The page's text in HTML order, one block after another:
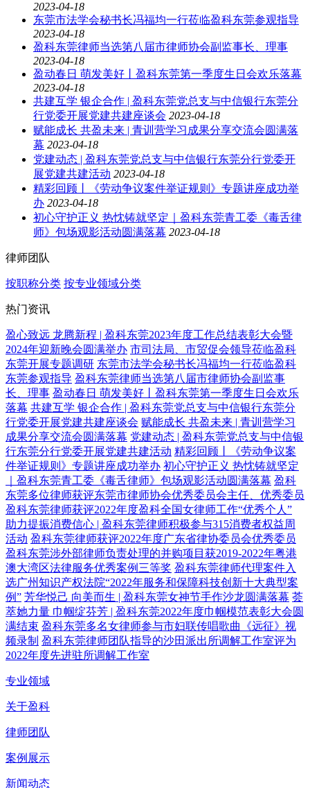
2023-04-18
东莞市法学会秘书长冯福均一行莅临盈科东莞参观指导
2023-04-18
盈科东莞律师当选第八届市律师协会副监事长、理事
2023-04-18
盈动春日 萌发美好丨盈科东莞第一季度生日会欢乐落幕
2023-04-18
共建互学 银企合作 | 盈科东莞党总支与中信银行东莞分
行党委开展党建共建座谈会 2023-04-18
赋能成长 共盈未来 | 青训营学习成果分享交流会圆满落
幕 2023-04-18
党建动态 | 盈科东莞党总支与中信银行东莞分行党委开
展党建共建活动 2023-04-18
精彩回顾丨《劳动争议案件举证规则》专题讲座成功举
办 2023-04-18
初心守护正义 热忱铸就坚定｜盈科东莞青工委《毒舌律
师》包场观影活动圆满落幕 2023-04-18
律师团队
按职称分类 按专业领域分类
热门资讯
盈心致远 龙腾新程 | 盈科东莞2023年度工作总结表彰大会暨
2024年迎新晚会圆满举办 市司法局、市贸促会领导莅临盈科
东莞开展专题调研 东莞市法学会秘书长冯福均一行莅临盈科
东莞参观指导 盈科东莞律师当选第八届市律师协会副监事
长、理事 盈动春日 萌发美好丨盈科东莞第一季度生日会欢乐
落幕 共建互学 银企合作 | 盈科东莞党总支与中信银行东莞分
行党委开展党建共建座谈会 赋能成长 共盈未来 | 青训营学习
成果分享交流会圆满落幕 党建动态 | 盈科东莞党总支与中信银
行东莞分行党委开展党建共建活动 精彩回顾丨《劳动争议案
件举证规则》专题讲座成功举办 初心守护正义 热忱铸就坚定
｜盈科东莞青工委《毒舌律师》包场观影活动圆满落幕 盈科
东莞多位律师获评东莞市律师协会优秀委员会主任、优秀委员
盈科东莞律师获评2022年度盈科全国女律师工作“优秀个人”
助力提振消费信心 | 盈科东莞律师积极参与315消费者权益周
活动 盈科东莞律师获评2022年度广东省律协委员会优秀委员
盈科东莞涉外部律师负责处理的并购项目获2019-2022年粤港
澳大湾区法律服务优秀案例三等奖 盈科东莞律师代理案件入
选广州知识产权法院“2022年服务和保障科技创新十大典型案
例” 芳华悦己 向美而生 | 盈科东莞女神节手作沙龙圆满落幕 荟
萃她力量 巾帼绽芬芳 | 盈科东莞2022年度巾帼模范表彰大会圆
满结束 盈科东莞多名女律师参与市妇联传唱歌曲《远征》视
频录制 盈科东莞律师团队指导的沙田派出所调解工作室评为
2022年度先进驻所调解工作室
专业领域
关于盈科
律师团队
案例展示
新闻动态